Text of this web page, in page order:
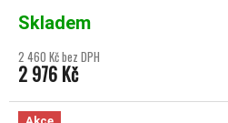
Skladem
2 460 Kč bez DPH
2 976 Kč